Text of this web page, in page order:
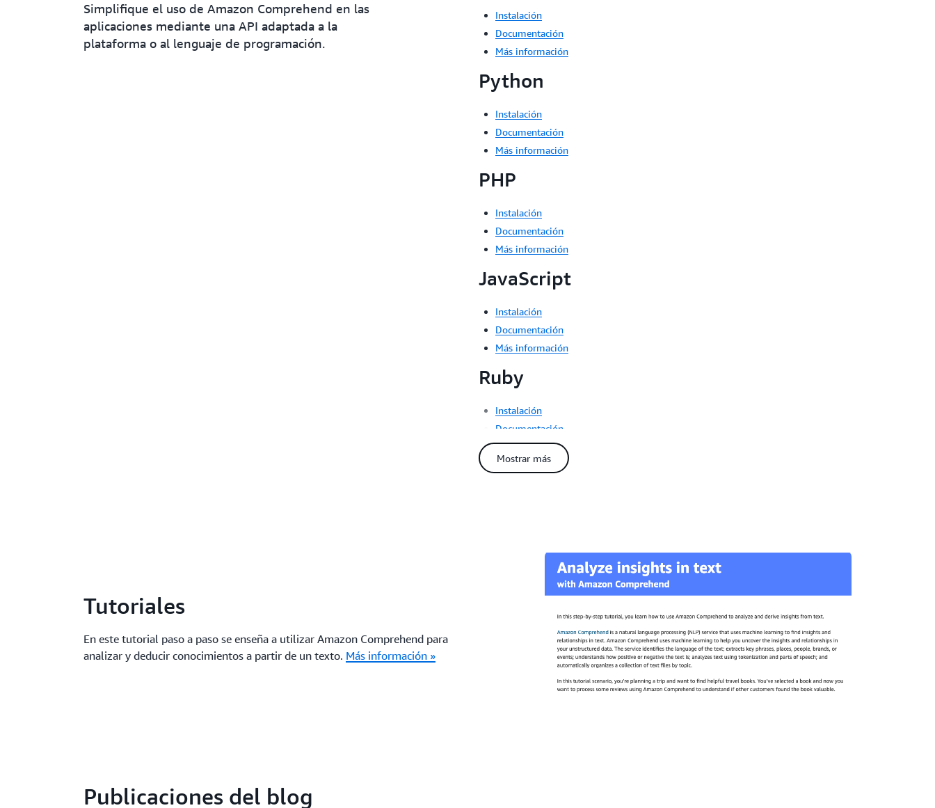
Simplifique el uso de Amazon Comprehend en las
aplicaciones mediante una API adaptada a la
plataforma o al lenguaje de programación.
Instalación
Documentación
Más información
Python
Instalación
Documentación
Más información
PHP
Instalación
Documentación
Más información
JavaScript
Instalación
Documentación
Más información
Ruby
Instalación
Documentación
Más información
.NET
Más información
Mostrar más
Tutoriales
En este tutorial paso a paso se enseña a utilizar Amazon Comprehend para
analizar y deducir conocimientos a partir de un texto. Más información »
Publicaciones del blog